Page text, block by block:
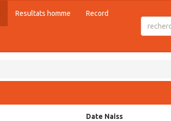
Resultats homme Record
Date Naiss